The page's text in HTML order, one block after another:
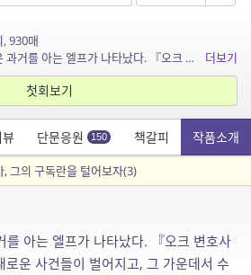
930매
소개: 다밀렉의 비밀스러운 과거를 아는 엘프가 나타났다. 『오크 변호사 : 독수의 과실』에 이어 새로운 사건들이 벌어지고, 그 가운데서 수수께끼가 하나둘 나타나는데… 과연 오크...
더보기
첫회보기
뷰 단문응원 150 책갈피 작품소개
, 그의 구독란을 털어보자(3)
를 아는 엘프가 나타났다. 『오크 변호사
운 사건들이 벌어지고, 그 가운데서 수